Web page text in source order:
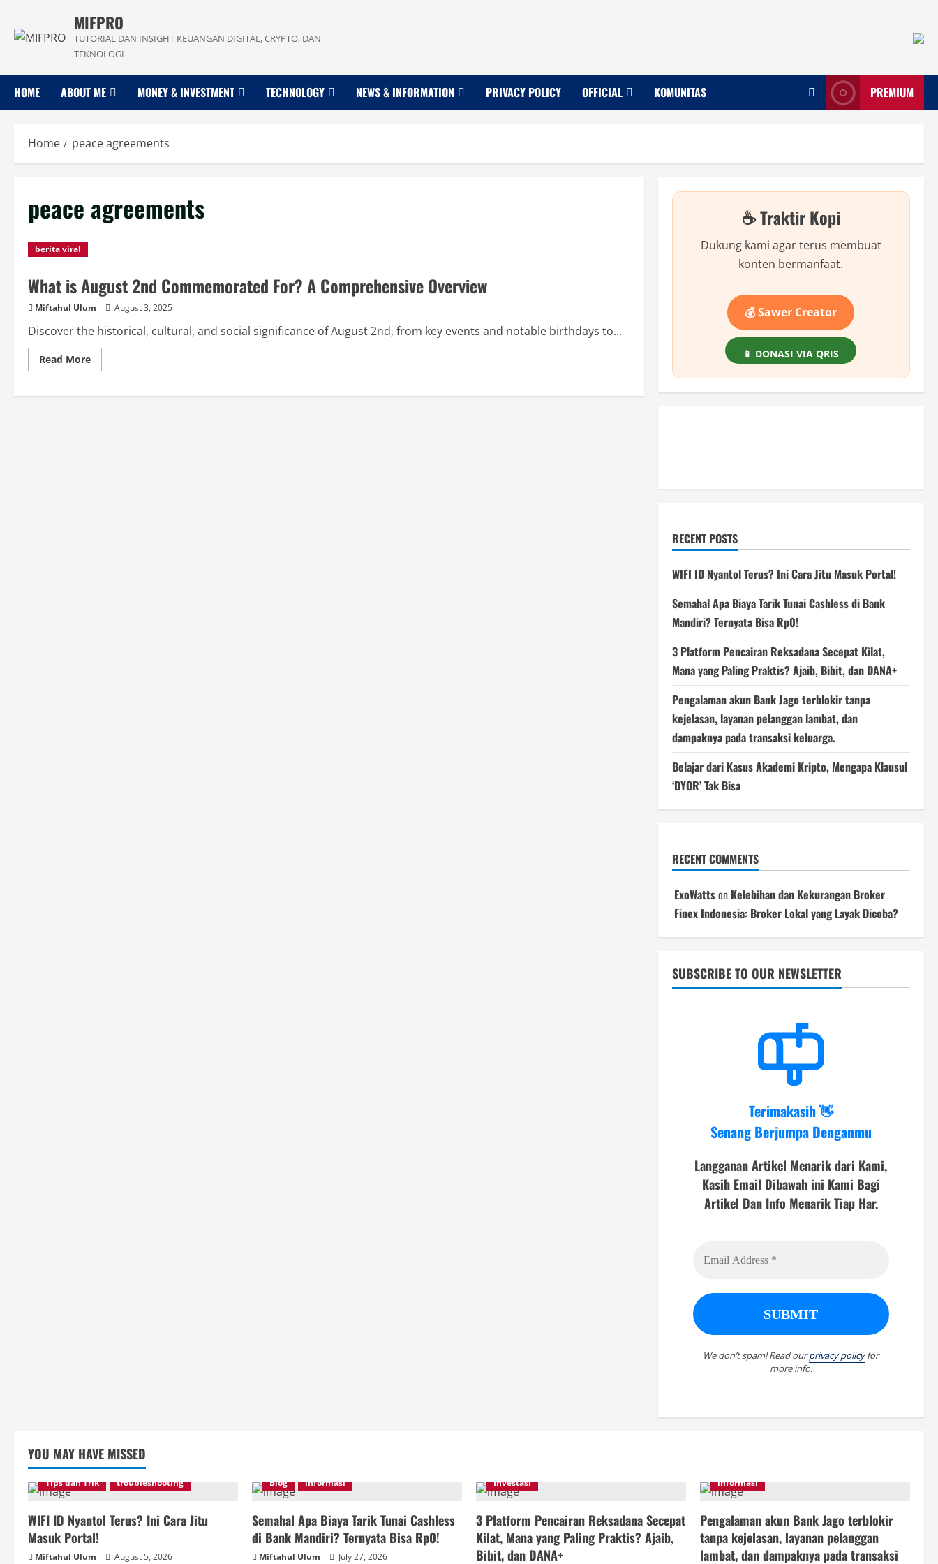
content
MIFPRO
TUTORIAL DAN INSIGHT KEUANGAN DIGITAL, CRYPTO, DAN
TEKNOLOGI
HOME ABOUT ME MONEY & INVESTMENT TECHNOLOGY NEWS & INFORMATION PRIVACY POLICY OFFICIAL KOMUNITAS PREMIUM
Home peace agreements
peace agreements
berita viral
What is August 2nd Commemorated For? A Comprehensive Overview
Miftahul Ulum August 3, 2025
Discover the historical, cultural, and social significance of August 2nd, from key events and notable birthdays to...
Read MoreRead
more
is
☕ Traktir Kopi
Dukung kami agar terus membuat
konten bermanfaat.
💰 Sawer Creator
📱 DONASI VIA QRIS
RECENT POSTS
WIFI ID Nyantol Terus? Ini Cara Jitu Masuk Portal!
Semahal Apa Biaya Tarik Tunai Cashless di Bank
Mandiri? Ternyata Bisa Rp0!
3 Platform Pencairan Reksadana Secepat Kilat,
Mana yang Paling Praktis? Ajaib, Bibit, dan DANA+
Pengalaman akun Bank Jago terblokir tanpa
kejelasan, layanan pelanggan lambat, dan
dampaknya pada transaksi keluarga.
Belajar dari Kasus Akademi Kripto, Mengapa Klausul
‘DYOR’ Tak Bisa
RECENT COMMENTS
ExoWattson Kelebihan dan Kekurangan Broker
Finex Indonesia: Broker Lokal yang Layak Dicoba?
SUBSCRIBE TO OUR NEWSLETTER
Terimakasih 👋
Senang Berjumpa Denganmu
Langganan Artikel Menarik dari Kami,
Kasih Email Dibawah ini Kami Bagi
Artikel Dan Info Menarik Tiap Har.
We don’t spam! Read ourprivacy policyfor
more info.
YOU MAY HAVE MISSED
Tips dan Trik troubleshooting
WIFI ID Nyantol Terus? Ini Cara Jitu
Masuk Portal!
Miftahul Ulum August 5, 2026
Blog informasi
Semahal Apa Biaya Tarik Tunai Cashless
di Bank Mandiri? Ternyata Bisa Rp0!
Miftahul Ulum July 27, 2026
Investasi
3 Platform Pencairan Reksadana Secepat
Kilat, Mana yang Paling Praktis? Ajaib,
Bibit, dan DANA+
informasi
Pengalaman akun Bank Jago terblokir
tanpa kejelasan, layanan pelanggan
lambat, dan dampaknya pada transaksi